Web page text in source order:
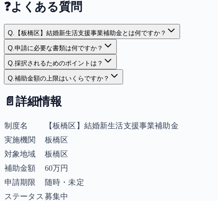
❓よくある質問
Q. 【板橋区】結婚新生活支援事業補助金とは何ですか？
Q.申請に必要な書類は何ですか？
Q.採択されるためのポイントは？
Q.補助金額の上限はいくらですか？
📄 詳細情報
制度名
【板橋区】結婚新生活支援事業補助金
実施機関
板橋区
対象地域
板橋区
補助金額
60万円
申請期限
随時・未定
ステータス 募集中